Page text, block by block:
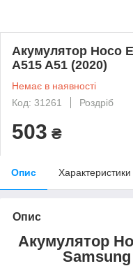
Акумулятор Hoco
A515 A51 (2020)
Немає в наявності
Код: 31261
Роздріб
503 ₴
Опис Характеристики
Опис
Акумулятор
Samsung